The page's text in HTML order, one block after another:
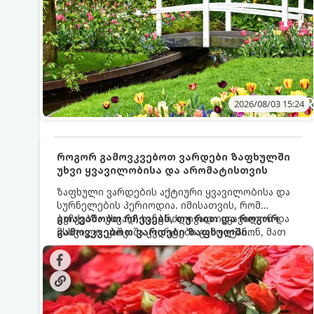
2026/08/03 15:24
როგორ გამოვკვებოთ ვარდები ზაფხულში
უხვი ყვავილობისა და არომატისთვის
ზაფხული ვარდების აქტიური ყვავილობისა და
სურნელების პერიოდია. იმისათვის, რომ
ბუჩქებმა უხვად, ხანგრძლივად იყვავილონ და
მსხვილი, კაშკაშა კვირტები გამოიტანონ, მათ
რეგულარული და სწორი გამოკვება
სჭირდებათ. ზაფხულის პერიოდში მცენარის
მოთხოვნილებები იცვლება, ამიტომ
მნიშვნელოვანია ვიცოდეთ, რომელი სასუქები
გამოიყენება ამ დროს.
გთავაზობთ რჩევებს, თუ რით და როგორ
გამოვკვებოთ ვარდები ზაფხულში
საუკეთესო შედეგის მისაღწევად: